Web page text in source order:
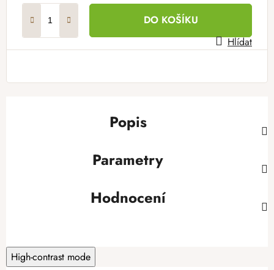
DO KOŠÍKU
Hlídat
Popis
Parametry
Hodnocení
High-contrast mode